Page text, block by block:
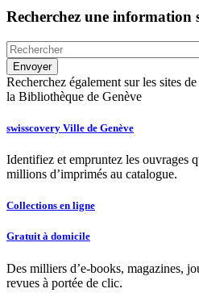
Recherchez une information
Recherchez également sur les sites
la Bibliothèque de Genève
swisscovery Ville de Genève
Identifiez et empruntez les ouvrages
millions d’imprimés au catalogue.
Collections en ligne
Gratuit à domicile
Des milliers d’e-books, magazines,
revues à portée de clic.